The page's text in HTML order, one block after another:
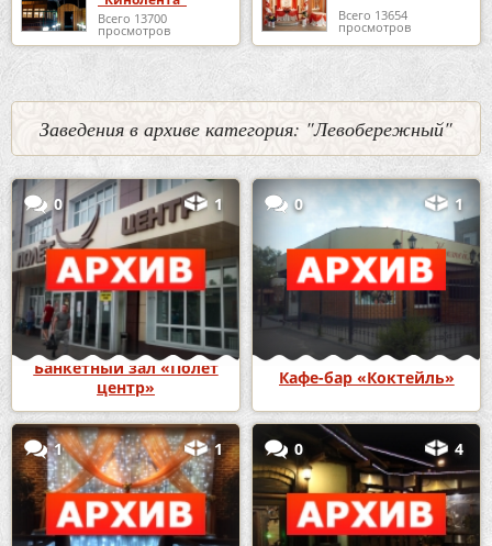
Всего 13700
просмотров
Всего 13654
просмотров
Заведения в архиве категория: "Левобережный"
0 1
Банкетный зал «Полёт
центр»
0 1
Кафе-бар «Коктейль»
1 1 0 4